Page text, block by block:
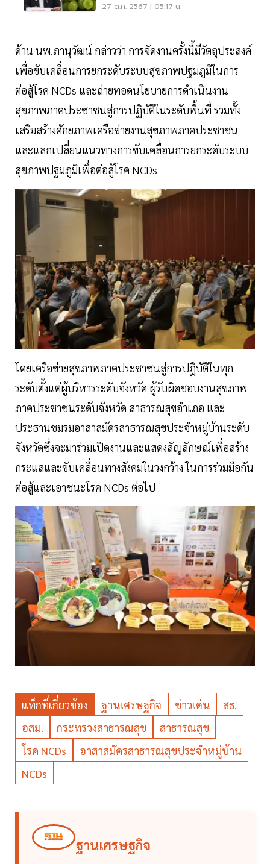
27 ต.ค. 2567 | 05:17 น.
ด้าน นพ.ภานุวัฒน์ กล่าวว่า การจัดงานครั้งนี้มีวัตถุประสงค์
เพื่อขับเคลื่อนการยกระดับระบบสุขภาพปฐมภูมิในการ
ต่อสู้โรค NCDs และถ่ายทอดนโยบายการดำเนินงาน
สุขภาพภาคประชาชนสู่การปฏิบัติในระดับพื้นที่ รวมทั้ง
เสริมสร้างศักยภาพเครือข่ายงานสุขภาพภาคประชาชน
และแลกเปลี่ยนแนวทางการขับเคลื่อนการยกระดับระบบ
สุขภาพปฐมภูมิเพื่อต่อสู้โรค NCDs
โดยเครือข่ายสุขภาพภาคประชาชนสู่การปฏิบัติในทุก
ระดับตั้งแต่ผู้บริหารระดับจังหวัด ผู้รับผิดชอบงานสุขภาพ
ภาคประชาชนระดับจังหวัด สาธารณสุขอำเภอ และ
ประธานชมรมอาสาสมัครสาธารณสุขประจำหมู่บ้านระดับ
จังหวัดซึ่งจะมาร่วมเปิดงานและแสดงสัญลักษณ์เพื่อสร้าง
กระแสและขับเคลื่อนทางสังคมในวงกว้าง ในการร่วมมือกัน
ต่อสู้และเอาชนะโรค NCDs ต่อไป
แท็กที่เกี่ยวข้อง ฐานเศรษฐกิจ ข่าวเด่น
สธ.
อสม.
กระทรวงสาธารณสุข
สาธารณสุข
โรค NCDs
อาสาสมัครสาธารณสุขประจำหมู่บ้าน
NCDs
ฐานเศรษฐกิจ